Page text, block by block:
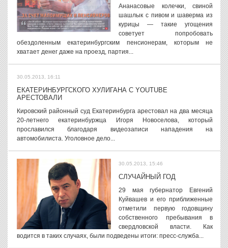
Ананасовые колечки, свиной
шашлык с пивом и шаверма из
курицы — такие угощения
советует попробовать
обездоленным екатеринбургским пенсионерам, которым не
хватает денег даже на проезд, партия...
30.05.2013, 16:11
ЕКАТЕРИНБУРГСКОГО ХУЛИГАНА С YOUTUBE
АРЕСТОВАЛИ
Кировский районный суд Екатеринбурга арестовал на два месяца
20-летнего екатеринбуржца Игоря Новоселова, который
прославился благодаря видеозаписи нападения на
автомобилиста. Уголовное дело...
30.05.2013, 15:46
СЛУЧАЙНЫЙ ГОД
29 мая губернатор Евгений
Куйвашев и его приближенные
отметили первую годовщину
собственного пребывания в
свердловской власти. Как
водится в таких случаях, были подведены итоги: пресс-служба...